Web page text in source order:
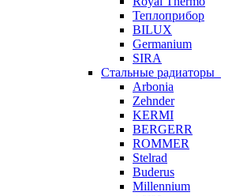
Теплоприбор
BILUX
Germanium
SIRA
Стальные радиаторы
Arbonia
Zehnder
KERMI
BERGERR
ROMMER
Stelrad
Buderus
Millennium